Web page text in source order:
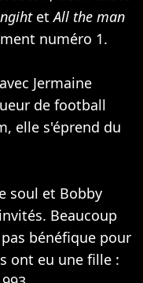
etAll the man
numéro 1.
Jermaine
de football
elle s'éprend du
soul et Bobby
Beaucoup
bénéfique pour
ont eu une fille :